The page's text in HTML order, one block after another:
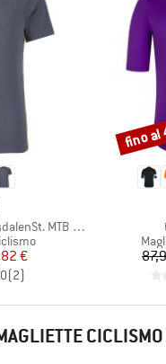
MTB S/S
ridotto
€
(2)
Sconto
fino al